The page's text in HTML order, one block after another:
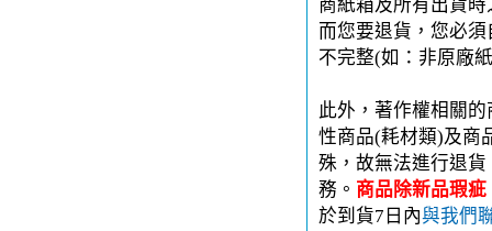
商紙箱及所有出貨
而您要退貨，您必
不完整(如：非原廠
此外，著作權相關
性商品(耗材類)及商
殊，故無法進行退
務。 商品除新品瑕
於到貨7日內與我們